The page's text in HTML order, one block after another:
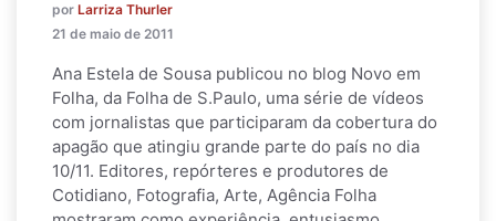
por Larriza Thurler
21 de maio de 2011
Ana Estela de Sousa publicou no blog Novo em
Folha, da Folha de S.Paulo, uma série de vídeos
com jornalistas que participaram da cobertura do
apagão que atingiu grande parte do país no dia
10/11. Editores, repórteres e produtores de
Cotidiano, Fotografia, Arte, Agência Folha